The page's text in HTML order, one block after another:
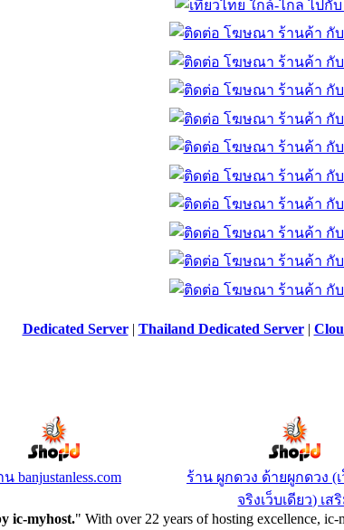
Dedicated Server| Thailand Dedicated Server|
น banjustanless.com
ร้าน ผูกดวง ด้ายผูกดวง (
จริงเว็บเดียว) เส
ic-myhost." With over 22 years of hosting excellence,